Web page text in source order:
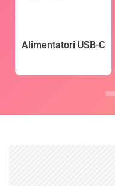
Alimentatori USB-C